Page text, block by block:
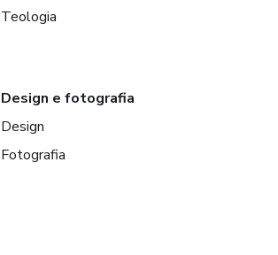
Teologia
Design e fotografia
Design
Fotografia